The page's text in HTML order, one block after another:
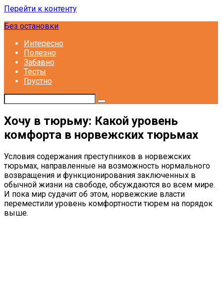
Перейти к контенту
Без остановки
Интересно
Полезно
Забавно
Тесты
Грустно
Хочу в тюрьму: Какой уровень
комфорта в норвежских тюрьмах
Условия содержания преступников в норвежских
тюрьмах, направленные на возможность нормального
возвращения и функционирования заключенных в
обычной жизни на свободе, обсуждаются во всем мире.
И пока мир судачит об этом, норвежские власти
переместили уровень комфортности тюрем на порядок
выше.